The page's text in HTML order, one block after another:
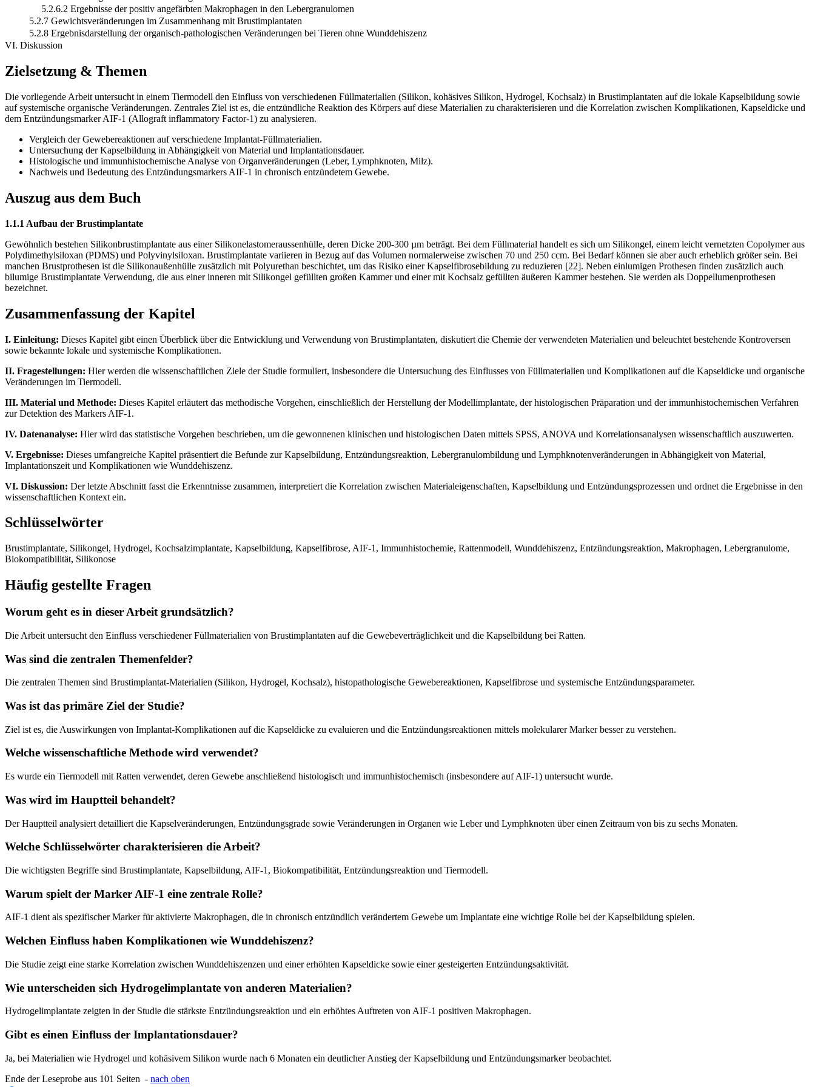
5.2.6.2 Ergebnisse der positiv angefärbten Makrophagen in den Lebergranulomen
5.2.7 Gewichtsveränderungen im Zusammenhang mit Brustimplantaten
5.2.8 Ergebnisdarstellung der organisch-pathologischen Veränderungen bei Tieren ohne Wunddehiszenz
VI. Diskussion
Zielsetzung & Themen
Die vorliegende Arbeit untersucht in einem Tiermodell den Einfluss von verschiedenen Füllmaterialien (Silikon, kohäsives Silikon, Hydrogel, Kochsalz) in Brustimplantaten auf die lokale Kapselbildung sowie
auf systemische organische Veränderungen. Zentrales Ziel ist es, die entzündliche Reaktion des Körpers auf diese Materialien zu charakterisieren und die Korrelation zwischen Komplikationen, Kapseldicke und
dem Entzündungsmarker AIF-1 (Allograft inflammatory Factor-1) zu analysieren.
Vergleich der Gewebereaktionen auf verschiedene Implantat-Füllmaterialien.
Untersuchung der Kapselbildung in Abhängigkeit von Material und Implantationsdauer.
Histologische und immunhistochemische Analyse von Organveränderungen (Leber, Lymphknoten, Milz).
Nachweis und Bedeutung des Entzündungsmarkers AIF-1 in chronisch entzündetem Gewebe.
Auszug aus dem Buch
1.1.1 Aufbau der Brustimplantate
Gewöhnlich bestehen Silikonbrustimplantate aus einer Silikonelastomeraussenhülle, deren Dicke 200-300 µm beträgt. Bei dem Füllmaterial handelt es sich um Silikongel, einem leicht vernetzten Copolymer aus
Polydimethylsiloxan (PDMS) und Polyvinylsiloxan. Brustimplantate variieren in Bezug auf das Volumen normalerweise zwischen 70 und 250 ccm. Bei Bedarf können sie aber auch erheblich größer sein. Bei
manchen Brustprothesen ist die Silikonaußenhülle zusätzlich mit Polyurethan beschichtet, um das Risiko einer Kapselfibrosebildung zu reduzieren [22]. Neben einlumigen Prothesen finden zusätzlich auch
bilumige Brustimplantate Verwendung, die aus einer inneren mit Silikongel gefüllten großen Kammer und einer mit Kochsalz gefüllten äußeren Kammer bestehen. Sie werden als Doppellumenprothesen
bezeichnet.
Zusammenfassung der Kapitel
I. Einleitung: Dieses Kapitel gibt einen Überblick über die Entwicklung und Verwendung von Brustimplantaten, diskutiert die Chemie der verwendeten Materialien und beleuchtet bestehende Kontroversen
sowie bekannte lokale und systemische Komplikationen.
II. Fragestellungen: Hier werden die wissenschaftlichen Ziele der Studie formuliert, insbesondere die Untersuchung des Einflusses von Füllmaterialien und Komplikationen auf die Kapseldicke und organische
Veränderungen im Tiermodell.
III. Material und Methode: Dieses Kapitel erläutert das methodische Vorgehen, einschließlich der Herstellung der Modellimplantate, der histologischen Präparation und der immunhistochemischen Verfahren
zur Detektion des Markers AIF-1.
IV. Datenanalyse: Hier wird das statistische Vorgehen beschrieben, um die gewonnenen klinischen und histologischen Daten mittels SPSS, ANOVA und Korrelationsanalysen wissenschaftlich auszuwerten.
V. Ergebnisse: Dieses umfangreiche Kapitel präsentiert die Befunde zur Kapselbildung, Entzündungsreaktion, Lebergranulombildung und Lymphknotenveränderungen in Abhängigkeit von Material,
Implantationszeit und Komplikationen wie Wunddehiszenz.
VI. Diskussion: Der letzte Abschnitt fasst die Erkenntnisse zusammen, interpretiert die Korrelation zwischen Materialeigenschaften, Kapselbildung und Entzündungsprozessen und ordnet die Ergebnisse in den
wissenschaftlichen Kontext ein.
Schlüsselwörter
Brustimplantate, Silikongel, Hydrogel, Kochsalzimplantate, Kapselbildung, Kapselfibrose, AIF-1, Immunhistochemie, Rattenmodell, Wunddehiszenz, Entzündungsreaktion, Makrophagen, Lebergranulome,
Biokompatibilität, Silikonose
Häufig gestellte Fragen
Worum geht es in dieser Arbeit grundsätzlich?
Die Arbeit untersucht den Einfluss verschiedener Füllmaterialien von Brustimplantaten auf die Gewebeverträglichkeit und die Kapselbildung bei Ratten.
Was sind die zentralen Themenfelder?
Die zentralen Themen sind Brustimplantat-Materialien (Silikon, Hydrogel, Kochsalz), histopathologische Gewebereaktionen, Kapselfibrose und systemische Entzündungsparameter.
Was ist das primäre Ziel der Studie?
Ziel ist es, die Auswirkungen von Implantat-Komplikationen auf die Kapseldicke zu evaluieren und die Entzündungsreaktionen mittels molekularer Marker besser zu verstehen.
Welche wissenschaftliche Methode wird verwendet?
Es wurde ein Tiermodell mit Ratten verwendet, deren Gewebe anschließend histologisch und immunhistochemisch (insbesondere auf AIF-1) untersucht wurde.
Was wird im Hauptteil behandelt?
Der Hauptteil analysiert detailliert die Kapselveränderungen, Entzündungsgrade sowie Veränderungen in Organen wie Leber und Lymphknoten über einen Zeitraum von bis zu sechs Monaten.
Welche Schlüsselwörter charakterisieren die Arbeit?
Die wichtigsten Begriffe sind Brustimplantate, Kapselbildung, AIF-1, Biokompatibilität, Entzündungsreaktion und Tiermodell.
Warum spielt der Marker AIF-1 eine zentrale Rolle?
AIF-1 dient als spezifischer Marker für aktivierte Makrophagen, die in chronisch entzündlich verändertem Gewebe um Implantate eine wichtige Rolle bei der Kapselbildung spielen.
Welchen Einfluss haben Komplikationen wie Wunddehiszenz?
Die Studie zeigt eine starke Korrelation zwischen Wunddehiszenzen und einer erhöhten Kapseldicke sowie einer gesteigerten Entzündungsaktivität.
Wie unterscheiden sich Hydrogelimplantate von anderen Materialien?
Hydrogelimplantate zeigten in der Studie die stärkste Entzündungsreaktion und ein erhöhtes Auftreten von AIF-1 positiven Makrophagen.
Gibt es einen Einfluss der Implantationsdauer?
Ja, bei Materialien wie Hydrogel und kohäsivem Silikon wurde nach 6 Monaten ein deutlicher Anstieg der Kapselbildung und Entzündungsmarker beobachtet.
Ende der Leseprobe aus 101 Seiten - nach oben